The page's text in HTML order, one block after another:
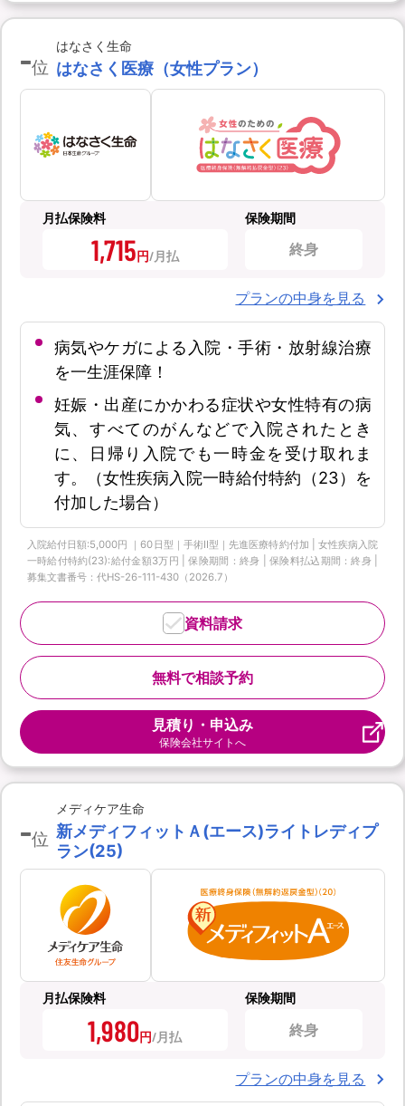
-位
はなさく生命
はなさく医療（女性プラン）
月払保険料
1,715円
保険期間
終身
プランの中身を見る
病気やケガによる入院・手術・放射線治療
を一生涯保障！
妊娠・出産にかかわる症状や女性特有の病
気、すべてのがんなどで入院されたとき
に、日帰り入院でも一時金を受け取れま
す。（女性疾病入院一時給付特約（23）を
付加した場合）
入院給付日額:5,000円 ｜60日型｜手術Ⅱ型｜先進医療特約付加 | 女性疾病入院
一時給付特約(23):給付金額3万円 | 保険期間：終身 | 保険料払込期間：終身 |
募集文書番号：代HS-26-111-430（2026.7）
無料で相談予約
資料請求
見積り・申込み
保険会社サイトへ
-位
メディケア生命
新メディフィットＡ(エース)ライトレディプ
ラン(25)
月払保険料
1,980円
保険期間
終身
プランの中身を見る